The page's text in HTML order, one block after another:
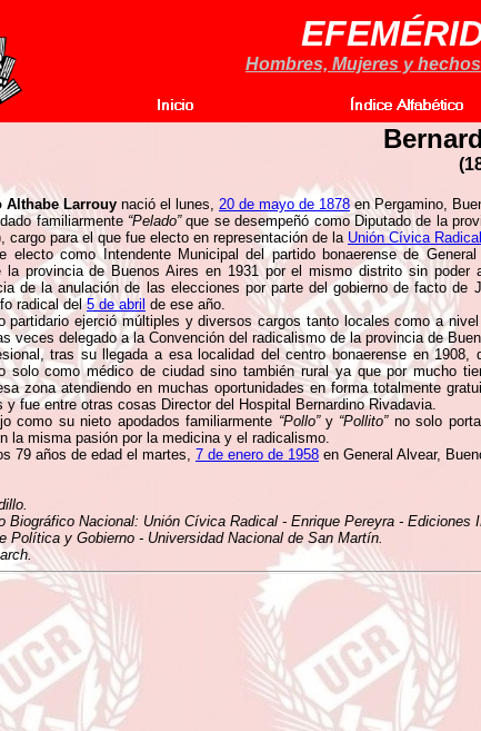
Hombres, Mujeres y
Althabe Larrouy nació el lunes, 20 de mayo de 1878en Pergamino,
familiarmente “Pelado”que se desempeñó como Diputado de la
cargo para el que fue electo en representación de la Unión Cívica Radical
electo como Intendente Municipal del partido bonaerense de
la provincia de Buenos Aires en 1931 por el mismo distrito sin poder
de la anulación de las elecciones por parte del gobierno de facto de
radical del5 de abril de ese año.
partidario ejerció múltiples y diversos cargos tanto locales como a
veces delegado a la Convención del radicalismo de la provincia de
tras su llegada a esa localidad del centro bonaerense en 1908,
solo como médico de ciudad sino también rural ya que por mucho
zona atendiendo en muchas oportunidades en forma totalmente
y fue entre otras cosas Director del Hospital Bernardino Rivadavia.
como su nieto apodados familiarmente “Pollo”y “Pollito”no solo
la misma pasión por la medicina y el radicalismo.
79 años de edad el martes, 7 de enero de 1958 en General Alvear,
Biográfico Nacional: Unión Cívica Radical - Enrique Pereyra - Ediciones
Política y Gobierno - Universidad Nacional de San Martín.